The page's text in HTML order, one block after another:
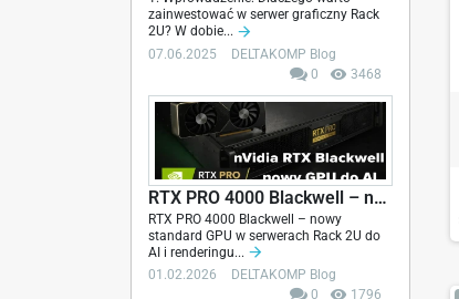
zainwestować w serwer graficzny Rack
2U? W dobie...
07.06.2025
DELTAKOMP Blog
3468
0
RTX PRO 4000 Blackwell – nowy standard GPU w...
RTX PRO 4000 Blackwell – nowy
standard GPU w serwerach Rack 2U do
AI i renderingu...
01.02.2026
DELTAKOMP Blog
1796
0